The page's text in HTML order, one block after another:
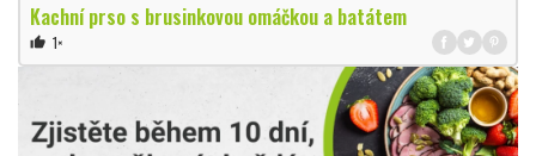
Kachní prso s brusinkovou omáčkou a batátem
thumb_up 1×